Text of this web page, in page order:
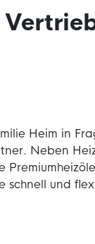
Heim in
Neben
schnell und